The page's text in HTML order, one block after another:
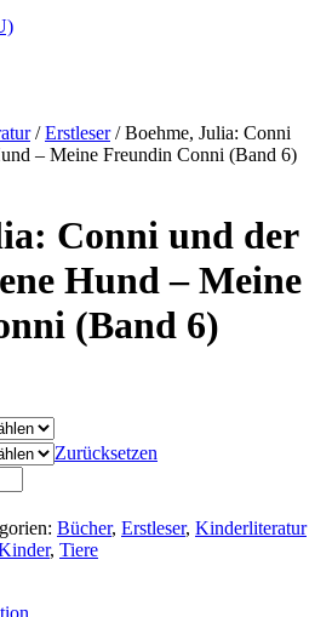
/Erstleser/ Boehme, Julia: Conni
– Meine Freundin Conni (Band 6)
Conni und der
Hund – Meine
(Band 6)
Zurücksetzen
Bücher, Erstleser, Kinderliteratur
, Tiere